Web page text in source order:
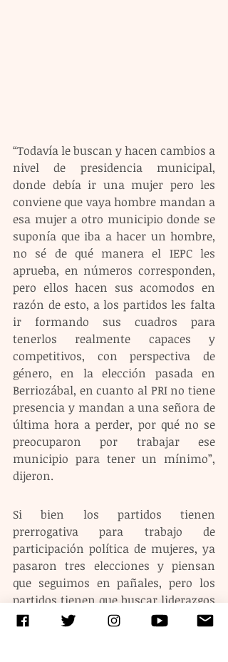
“Todavía le buscan y hacen cambios a
nivel de presidencia municipal,
donde debía ir una mujer pero les
conviene que vaya hombre mandan a
esa mujer a otro municipio donde se
suponía que iba a hacer un hombre,
no sé de qué manera el IEPC les
aprueba, en números corresponden,
pero ellos hacen sus acomodos en
razón de esto, a los partidos les falta
ir formando sus cuadros para
tenerlos realmente capaces y
competitivos, con perspectiva de
género, en la elección pasada en
Berriozábal, en cuanto al PRI no tiene
presencia y mandan a una señora de
última hora a perder, por qué no se
preocuparon por trabajar ese
municipio para tener un mínimo”,
dijeron.
Si bien los partidos tienen
prerrogativa para trabajo de
participación política de mujeres, ya
pasaron tres elecciones y piensan
que seguimos en pañales, pero los
partidos tienen que buscar liderazgos
de mujeres, que los hay,